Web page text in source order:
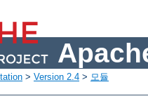
> Version 2.4 > 모듈